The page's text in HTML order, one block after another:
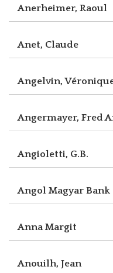
Anerheimer, Raoul
Anet, Claude
Angelvin,
Angermayer, Fred
Angioletti, G.B.
Angol Magyar Bank
Anna Margit
Anouilh, Jean